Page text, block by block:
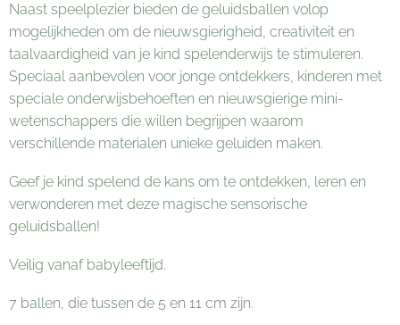
Naast speelplezier bieden de geluidsballen volop
mogelijkheden om de nieuwsgierigheid, creativiteit en
taalvaardigheid van je kind spelenderwijs te stimuleren.
Speciaal aanbevolen voor jonge ontdekkers, kinderen met
speciale onderwijsbehoeften en nieuwsgierige mini-
wetenschappers die willen begrijpen waarom
verschillende materialen unieke geluiden maken.
Geef je kind spelend de kans om te ontdekken, leren en
verwonderen met deze magische sensorische
geluidsballen!
Veilig vanaf babyleeftijd.
7 ballen, die tussen de 5 en 11 cm zijn.